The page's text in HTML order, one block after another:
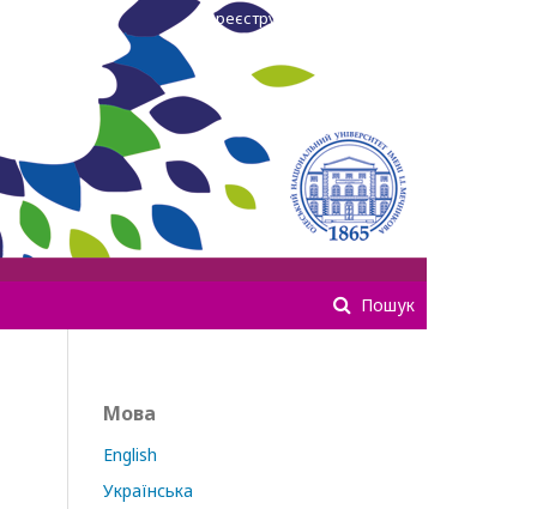
Пошук
Зареєструватися
Мова
English
Українська